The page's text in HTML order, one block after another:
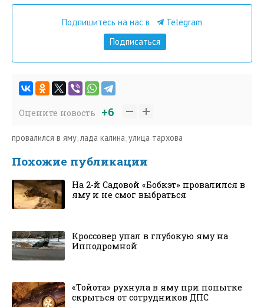
Подпишитесь на нас в
Telegram
Подписаться
Оцените новость +6
провалился в яму лада калина улица тархова
Похожие публикации
На 2-й Садовой «Бобкэт» провалился в
яму и не смог выбраться
Кроссовер упал в глубокую яму на
Ипподромной
«Тойота» рухнула в яму при попытке
скрыться от сотрудников ДПС